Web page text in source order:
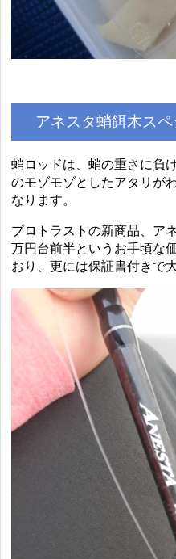
アネスタ蛸餌木ス
蛸ロッドは、蛸の重さに負
のモゾモゾとしたアタリが
なります。
プロトラストの新商品、ア
万円台前半というお手頃な
おり、更には保証書付きで